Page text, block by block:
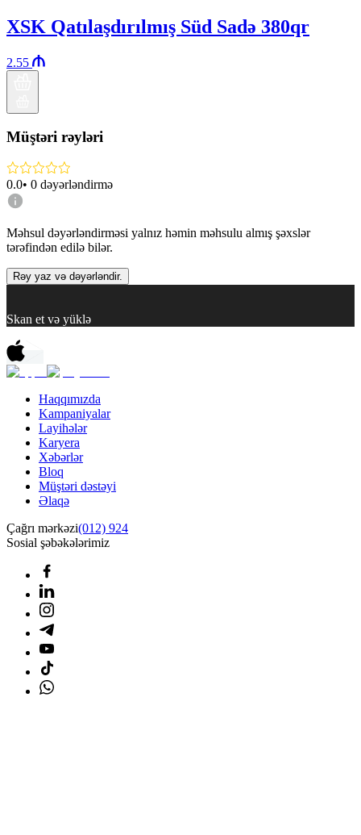
XSK Qatılaşdırılmış Süd Sadə 380qr
2.55
Müştəri rəyləri
0.0• 0 dəyərləndirmə
Məhsul dəyərləndirməsi yalnız həmin məhsulu almış şəxslər
tərəfindən edilə bilər.
Rəy yaz və dəyərləndir.
Skan et və yüklə
Haqqımızda
Kampaniyalar
Layihələr
Karyera
Xəbərlər
Bloq
Müştəri dəstəyi
Əlaqə
Çağrı mərkəzi(012) 924
Sosial şəbəkələrimiz